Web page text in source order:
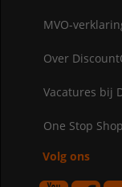
MVO-
Over
Vacatures bij
One Stop Shop
Volg ons